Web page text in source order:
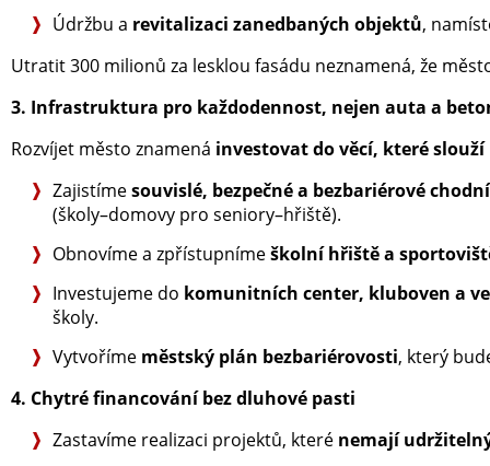
Údržbu a revitalizaci zanedbaných objektů,
Utratit 300 milionů za lesklou fasádu neznamená, že
3. Infrastruktura pro každodennost, nejen auta a
Rozvíjet město znamená investovat do věcí, které slouží
Zajistímesouvislé, bezpečné a bezbariérové
(školy–domovy pro seniory–hřiště).
Obnovíme a zpřístupnímeškolní hřiště a
Investujeme do komunitních center, kluboven a
školy.
Vytvoříme městský plán bezbariérovosti, který
4. Chytré financování bez dluhové pasti
Zastavíme realizaci projektů, které nemají